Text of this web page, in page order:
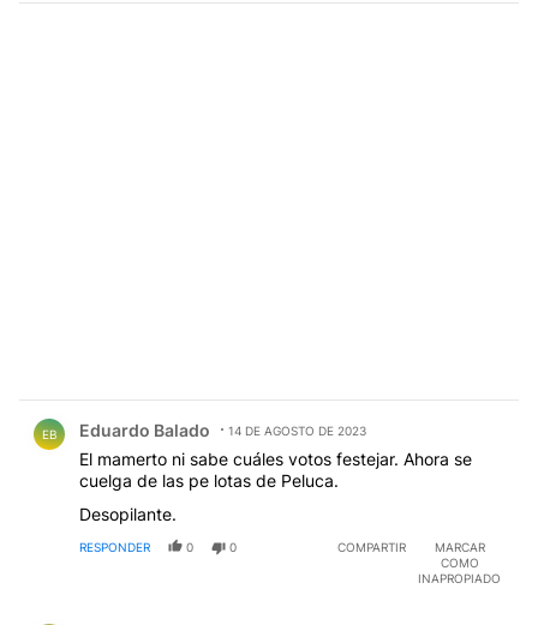
EB Eduardo Balado 14 DE AGOSTO DE 2023
El mamerto ni sabe cuáles votos festejar. Ahora se
cuelga de las pe lotas de Peluca.
Desopilante.
RESPONDER 0 0 COMPARTIR
MARCAR
COMO
INAPROPIADO